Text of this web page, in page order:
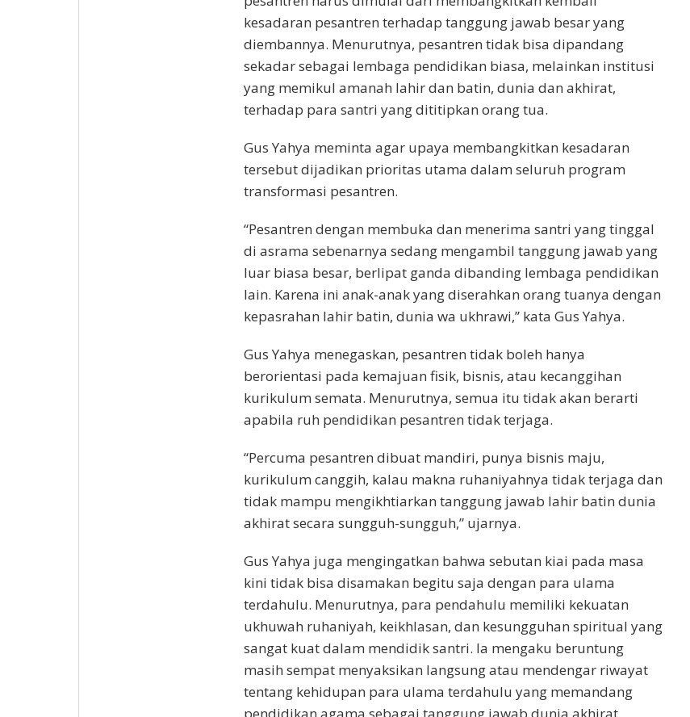
kesadaran pesantren terhadap tanggung jawab besar yang
diembannya. Menurutnya, pesantren tidak bisa dipandang
sekadar sebagai lembaga pendidikan biasa, melainkan institusi
yang memikul amanah lahir dan batin, dunia dan akhirat,
terhadap para santri yang dititipkan orang tua.
Gus Yahya meminta agar upaya membangkitkan kesadaran
tersebut dijadikan prioritas utama dalam seluruh program
transformasi pesantren.
“Pesantren dengan membuka dan menerima santri yang tinggal
di asrama sebenarnya sedang mengambil tanggung jawab yang
luar biasa besar, berlipat ganda dibanding lembaga pendidikan
lain. Karena ini anak-anak yang diserahkan orang tuanya dengan
kepasrahan lahir batin, dunia wa ukhrawi,” kata Gus Yahya.
Gus Yahya menegaskan, pesantren tidak boleh hanya
berorientasi pada kemajuan fisik, bisnis, atau kecanggihan
kurikulum semata. Menurutnya, semua itu tidak akan berarti
apabila ruh pendidikan pesantren tidak terjaga.
“Percuma pesantren dibuat mandiri, punya bisnis maju,
kurikulum canggih, kalau makna ruhaniyahnya tidak terjaga dan
tidak mampu mengikhtiarkan tanggung jawab lahir batin dunia
akhirat secara sungguh-sungguh,” ujarnya.
Gus Yahya juga mengingatkan bahwa sebutan kiai pada masa
kini tidak bisa disamakan begitu saja dengan para ulama
terdahulu. Menurutnya, para pendahulu memiliki kekuatan
ukhuwah ruhaniyah, keikhlasan, dan kesungguhan spiritual yang
sangat kuat dalam mendidik santri. Ia mengaku beruntung
masih sempat menyaksikan langsung atau mendengar riwayat
tentang kehidupan para ulama terdahulu yang memandang
pendidikan agama sebagai tanggung jawab dunia akhirat.